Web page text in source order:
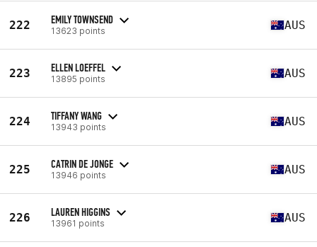
222 EMILY TOWNSEND
13623 points AUS
223 ELLEN LOEFFEL
13895 points AUS
224 TIFFANY WANG
13943 points AUS
225 CATRIN DE JONGE
13946 points AUS
226 LAUREN HIGGINS
13961 points AUS